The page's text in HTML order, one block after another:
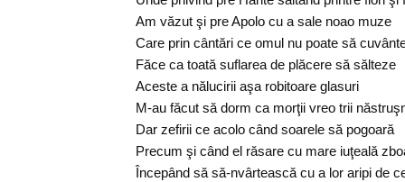
Am văzut şi pre Apolo cu a sale noao muze
Care prin cântări ce omul nu poate să
Făce ca toată suflarea de plăcere să sălteze
Aceste a nălucirii aşa robitoare glasuri
M-au făcut să dorm ca morţii vreo trii
Dar zefirii ce acolo când soarele să pogoară
Precum şi când el răsare cu mare iuţeală
Începând să să-nvârtească cu a lor aripi de